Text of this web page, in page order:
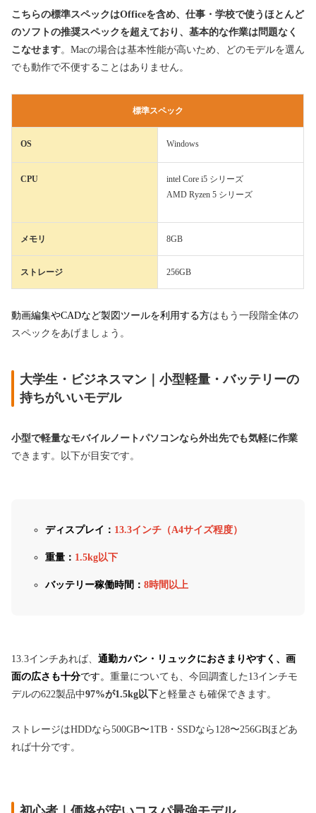
こちらの標準スペックはOfficeを含め、仕事・学校で使うほとんど
のソフトの推奨スペックを超えており、基本的な作業は問題なく
こなせます。Macの場合は基本性能が高いため、どのモデルを選ん
でも動作で不便することはありません。
標準スペック
OS Windows
CPU
intel Core i5 シリーズ
AMD Ryzen 5 シリーズ
メモリ 8GB
ストレージ 256GB
動画編集やCADなど製図ツールを利用する方はもう一段階全体の
スペックをあげましょう。
大学生・ビジネスマン｜小型軽量・バッテリーの
持ちがいいモデル
小型で軽量なモバイルノートパソコンなら外出先でも気軽に作業
できます。以下が目安です。
ディスプレイ： 13.3インチ（A4サイズ程度）
重量： 1.5kg以下
バッテリー稼働時間： 8時間以上
13.3インチあれば、 通勤カバン・リュックにおさまりやすく、画
面の広さも十分です。 重量についても、今回調査した13インチモ
デルの622製品中97%が1.5kg以下と軽量さも確保できます。
ストレージはHDDなら500GB〜1TB・SSDなら128〜256GBほどあ
れば十分です。